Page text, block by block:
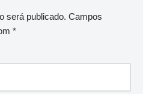
será publicado. Campos
*